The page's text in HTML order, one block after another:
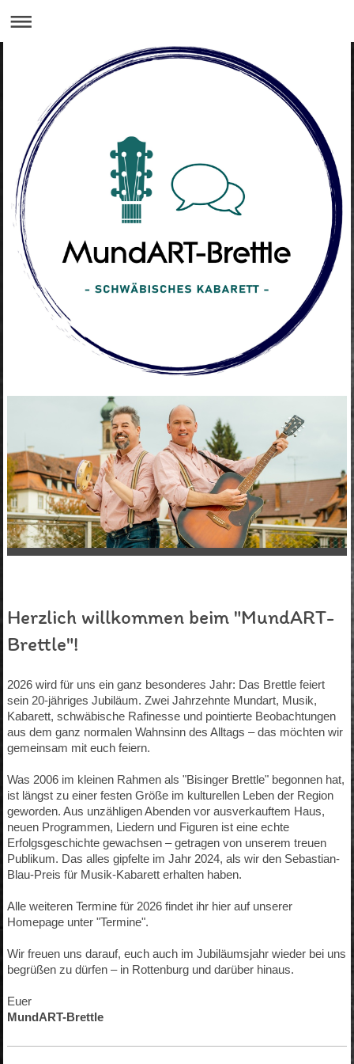
Herzlich willkommen beim "MundART-
Brettle"!
2026 wird für uns ein ganz besonderes Jahr: Das Brettle feiert
sein 20-jähriges Jubiläum. Zwei Jahrzehnte Mundart, Musik,
Kabarett, schwäbische Rafinesse und pointierte Beobachtungen
aus dem ganz normalen Wahnsinn des Alltags – das möchten wir
gemeinsam mit euch feiern.
Was 2006 im kleinen Rahmen als "Bisinger Brettle" begonnen hat,
ist längst zu einer festen Größe im kulturellen Leben der Region
geworden. Aus unzähligen Abenden vor ausverkauftem Haus,
neuen Programmen, Liedern und Figuren ist eine echte
Erfolgsgeschichte gewachsen – getragen von unserem treuen
Publikum. Das alles gipfelte im Jahr 2024, als wir den Sebastian-
Blau-Preis für Musik-Kabarett erhalten haben.
Alle weiteren Termine für 2026 findet ihr hier auf unserer
Homepage unter "Termine".
Wir freuen uns darauf, euch auch im Jubiläumsjahr wieder bei uns
begrüßen zu dürfen – in Rottenburg und darüber hinaus.
Euer
MundART-Brettle